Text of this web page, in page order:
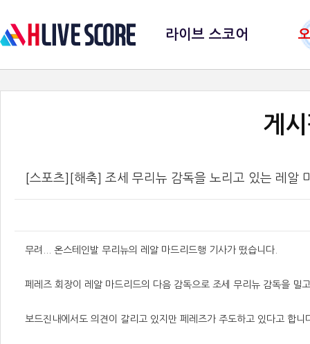
라이브 스코어
게
[스포츠][해축] 조세 무리뉴 감독을 노리고 있는 레알
무려... 온스테인발 무리뉴의 레알 마드리드행 기사가 떴습니다.
페레즈 회장이 레알 마드리드의 다음 감독으로 조세 무리뉴 감독을 밀
보드진내에서도 의견이 갈리고 있지만 페레즈가 주도하고 있다고 합니